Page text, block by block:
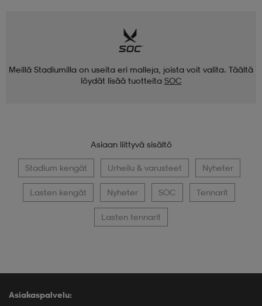
Meillä Stadiumilla on useita eri malleja, joista voit valita. Täältä
löydät lisää tuotteita SOC
Asiaan liittyvä sisältö
Stadium kengät Urheilu & varusteet Nyheter
Lasten kengät Nyheter SOC Tennarit
Lasten tennarit
Asiakaspalvelu: